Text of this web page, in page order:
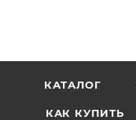
КАТАЛОГ
КАК КУПИТЬ